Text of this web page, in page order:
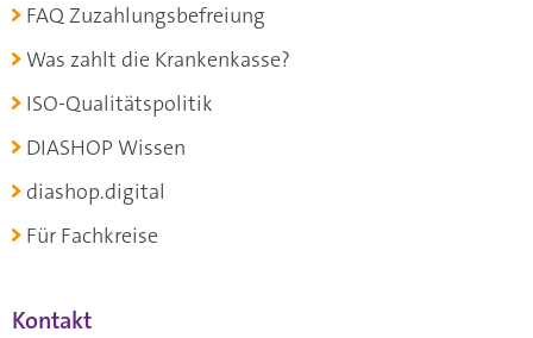
FAQ Zuzahlungsbefreiung
Was zahlt die Krankenkasse?
ISO-Qualitätspolitik
DIASHOP Wissen
diashop.digital
Für Fachkreise
Kontakt